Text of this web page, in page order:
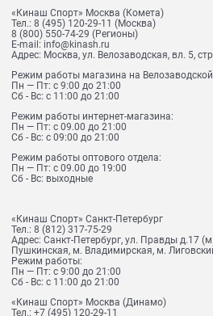
«Кинаш Спорт» Москва (Комета)
Тел.: 8 (495) 120-29-11 (Москва)
8 (800) 550-74-29 (Регионы)
E-mail: info@kinash.ru
Адрес: Москва, ул. Велозаводская, вл. 5,
Режим работы магазина на
Пн — Пт: с 9:00 до 21:00
Сб - Вс: с 11:00 до 21:00
Режим работы интернет-магазина:
Пн — Пт: с 09.00 до 21:00
Сб - Вс: с 09:00 до 21:00
Режим работы оптового отдела:
Пн — Пт: с 09.00 до 19:00
Сб - Вс: выходные
«Кинаш Спорт» Санкт-Петербург
Тел.: 8 (812) 317-75-29
Адрес: Санкт-Петербург, ул. Правды д.17
Пушкинская, м. Владимирская, м.
Режим работы:
Пн — Пт: с 9:00 до 21:00
Сб - Вс: с 11:00 до 21:00
«Кинаш Спорт» Москва (Динамо)
Тел.: +7 (495) 120-29-11